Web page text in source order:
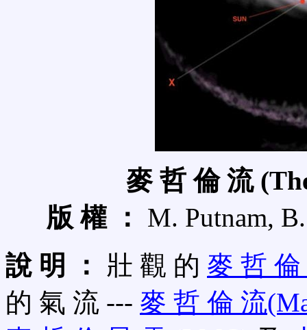
麥 哲 倫 流
版 權 ：
M. Putnam,
說 明 ：
壯 觀 的 麥 哲
的 氣 流 --- 麥 哲 倫 流